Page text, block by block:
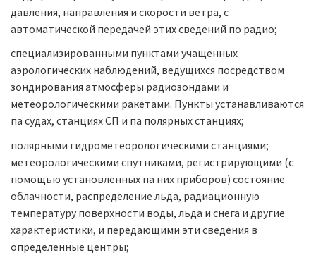
давления, направления и скорости ветра, с
автоматической передачей этих сведений по радио;
специализированными пунктами учащенных
аэрологических наблюдений, ведущихся посредством
зондирования атмосферы радиозондами и
метеорологическими ракетами. Пункты устанавливаются
па судах, станциях СП и па полярных станциях;
полярными гидрометеорологическими станциями;
метеорологическими спутниками, регистрирующими (с
помощью установленных па них приборов) состояние
облачности, распределение льда, радиационную
температуру поверхности воды, льда и снега и другие
характеристики, и передающими эти сведения в
определенные центры;